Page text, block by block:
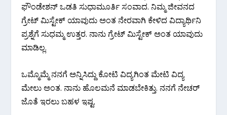
ಫೌಂಡೇಶನ್ ಒಡತಿ ಸುಧಾಮೂರ್ತಿ ಸಂವಾದ. ನಿಮ್ಮ ಜೀವನದ
ಗ್ರೇಟ್ ಮಿಸ್ಟೇಕ್ ಯಾವುದು ಅಂತ ನೇರವಾಗಿ ಕೇಳಿದ ವಿದ್ಯಾರ್ಥಿನಿ
ಪ್ರಶ್ನೆಗೆ ಸುಧಮ್ಮ ಉತ್ತರ. ನಾನು ಗ್ರೇಟ್ ಮಿಸ್ಟೇಕ್ ಅಂತ ಯಾವುದು
ಮಾಡಿಲ್ಲ.
ಒಮ್ಮೊಮ್ಮೆ ನನಗೆ ಅನ್ನಿಸಿದ್ದು ಕೋಟಿ ವಿದ್ಯಗಿಂತ ಮೇಟಿ ವಿದ್ಯ
ಮೇಲು ಅಂತ. ನಾನು ಹೊಲಮನೆ ಮಾಡಬೇಕಿತ್ತು. ನನಗೆ ನೇಚರ್
ಜೊತೆ ಇರಲು ಬಹಳ ಇಷ್ಟ.